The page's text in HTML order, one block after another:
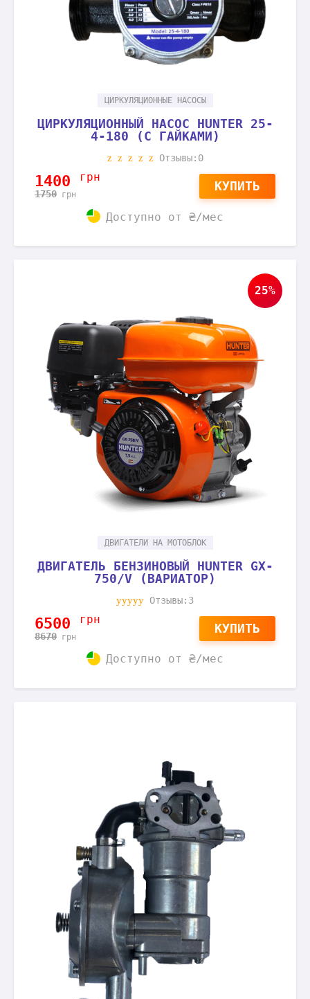
ЦИРКУЛЯЦИОННЫЕ НАСОСЫ
ЦИРКУЛЯЦИОННЫЙ НАСОС HUNTER 25-
4-180 (С ГАЙКАМИ)
Отзывы:0
1400 грн
1750 грн
КУПИТЬ
Доступно от ₴/мес
25%
ДВИГАТЕЛИ НА МОТОБЛОК
ДВИГАТЕЛЬ БЕНЗИНОВЫЙ HUNTER GX-
750/V (ВАРИАТОР)
Отзывы:3
6500 грн
8670 грн
КУПИТЬ
Доступно от ₴/мес